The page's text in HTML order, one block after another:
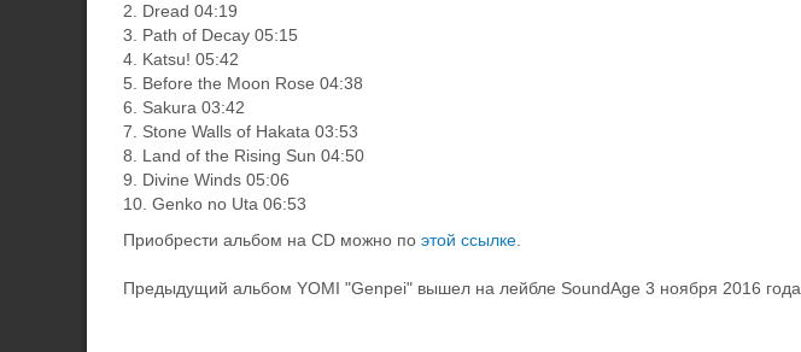
2. Dread 04:19
3. Path of Decay 05:15
4. Katsu! 05:42
5. Before the Moon Rose 04:38
6. Sakura 03:42
7. Stone Walls of Hakata 03:53
8. Land of the Rising Sun 04:50
9. Divine Winds 05:06
10. Genko no Uta 06:53
Приобрести альбом на CD можно по этой ссылке
Предыдущий альбом YOMI "Genpei" вышел на лейбле SoundAge 3 ноября 2016 года.